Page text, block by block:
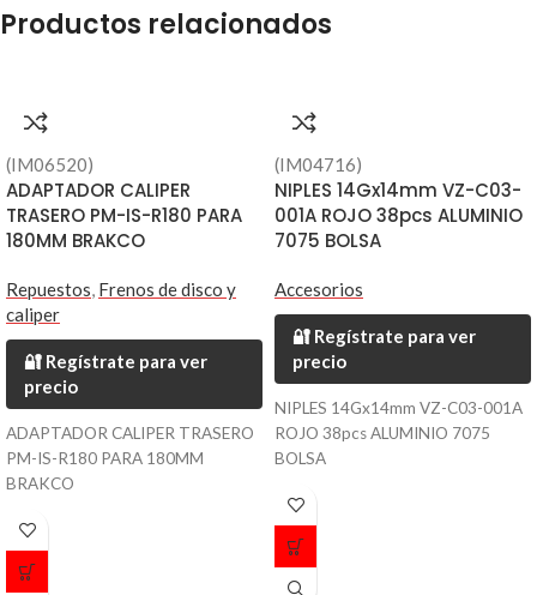
Productos relacionados
(IM06520)
ADAPTADOR CALIPER
TRASERO PM-IS-R180 PARA
180MM BRAKCO
Repuestos, Frenos de disco y
caliper
🔐 Regístrate para ver
precio
ADAPTADOR CALIPER TRASERO
PM-IS-R180 PARA 180MM
BRAKCO
(IM04716)
NIPLES 14Gx14mm VZ-C03-
001A ROJO 38pcs ALUMINIO
7075 BOLSA
Accesorios
🔐 Regístrate para ver
precio
NIPLES 14Gx14mm VZ-C03-001A
ROJO 38pcs ALUMINIO 7075
BOLSA